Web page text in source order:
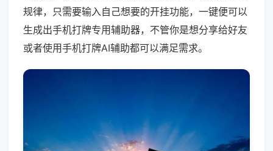
规律，只需要输入自己想要的开挂功能，一键便可以
生成出手机打牌专用辅助器，不管你是想分享给好友
或者使用手机打牌AI辅助都可以满足需求。